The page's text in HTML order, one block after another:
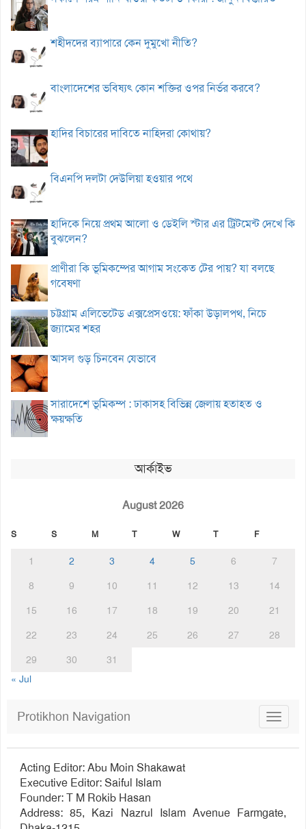
শহীদদের ব্যাপারে কেন দুমুখো নীতি?
বাংলাদেশের ভবিষ্যৎ কোন শক্তির ওপর নির্ভর করবে?
হাদির বিচারের দাবিতে নাহিদরা কোথায়?
বিএনপি দলটা দেউলিয়া হওয়ার পথে
হাদিকে নিয়ে প্রথম আলো ও ডেইলি স্টার এর ট্রিটমেন্ট দেখে কি
বুঝলেন?
প্রাণীরা কি ভূমিকম্পের আগাম সংকেত টের পায়? যা বলছে
গবেষণা
চট্টগ্রাম এলিভেটেড এক্সপ্রেসওয়ে: ফাঁকা উড়ালপথ, নিচে
জ্যামের শহর
আসল গুড় চিনবেন যেভাবে
সারাদেশে ভূমিকম্প : ঢাকাসহ বিভিন্ন জেলায় হতাহত ও
ক্ষয়ক্ষতি
আর্কাইভ
August 2026
S S M T W T F
1 2 3 4 5 6
7
8
9 10 11 12 13
14
15
16 17 18 19 20
21
22
23 24 25 26 27
28
29
30
31
« Jul
Toggle
Protikhon Navigation
Acting Editor: Abu Moin Shakawat
Executive Editor: Saiful Islam
Founder: T M Rokib Hasan
Address: 85, Kazi Nazrul Islam Avenue Farmgate,